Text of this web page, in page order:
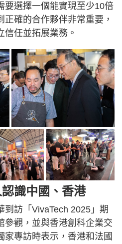
要選擇一個能實現至少10倍
確的合作夥伴非常重要，
任並拓展業務。
識中國、香港
到訪「VivaTech 2025」期
參觀，並與香港創科企業交
家專訪時表示，香港和法國